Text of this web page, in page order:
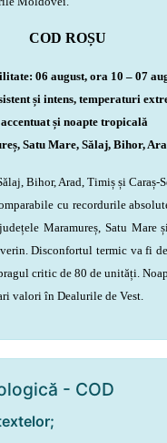
COD ROȘU
06 august, ora 10 – 07
și intens, temperaturi
și noapte tropicală
Satu Mare, Sălaj, Bihor,
Bihor, Arad, Timiș și Caraș-
cu recordurile
Maramureș, Satu Mare
Disconfortul termic va fi
critic de 80 de unități.
valori în Dealurile de Vest.
- COD